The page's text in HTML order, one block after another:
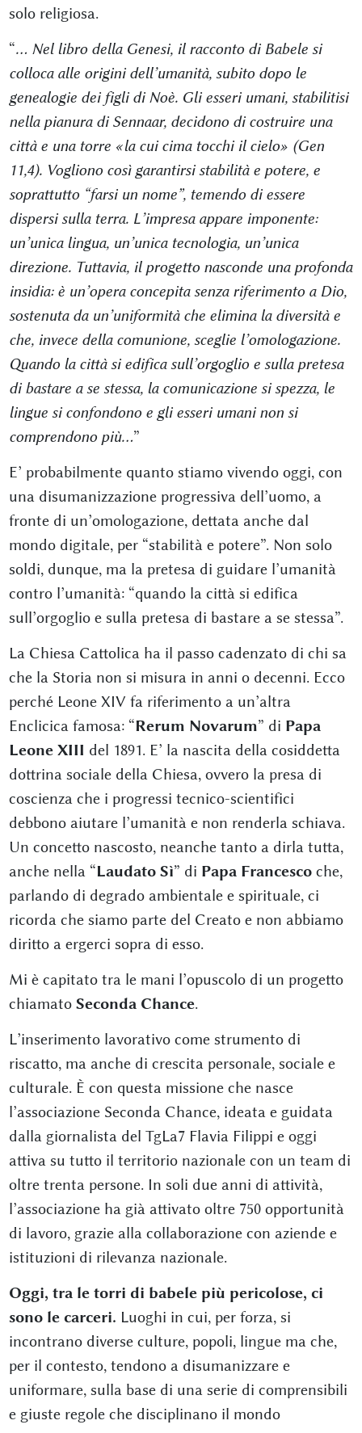
solo religiosa.
“… Nel libro della Genesi, il racconto di Babele si
colloca alle origini dell’umanità, subito dopo le
genealogie dei figli di Noè. Gli esseri umani, stabilitisi
nella pianura di Sennaar, decidono di costruire una
città e una torre «la cui cima tocchi il cielo» (Gen
11,4). Vogliono così garantirsi stabilità e potere, e
soprattutto “farsi un nome”, temendo di essere
dispersi sulla terra. L’impresa appare imponente:
un’unica lingua, un’unica tecnologia, un’unica
direzione. Tuttavia, il progetto nasconde una profonda
insidia: è un’opera concepita senza riferimento a Dio,
sostenuta da un’uniformità che elimina la diversità e
che, invece della comunione, sceglie l’omologazione.
Quando la città si edifica sull’orgoglio e sulla pretesa
di bastare a se stessa, la comunicazione si spezza, le
lingue si confondono e gli esseri umani non si
comprendono più…”
E’ probabilmente quanto stiamo vivendo oggi, con
una disumanizzazione progressiva dell’uomo, a
fronte di un’omologazione, dettata anche dal
mondo digitale, per “stabilità e potere”. Non solo
soldi, dunque, ma la pretesa di guidare l’umanità
contro l’umanità: “quando la città si edifica
sull’orgoglio e sulla pretesa di bastare a se stessa”.
La Chiesa Cattolica ha il passo cadenzato di chi sa
che la Storia non si misura in anni o decenni. Ecco
perché Leone XIV fa riferimento a un’altra
Enclicica famosa: “Rerum Novarum” di Papa
Leone XIII del 1891. E’ la nascita della cosiddetta
dottrina sociale della Chiesa, ovvero la presa di
coscienza che i progressi tecnico-scientifici
debbono aiutare l’umanità e non renderla schiava.
Un concetto nascosto, neanche tanto a dirla tutta,
anche nella “Laudato Sì” di Papa Francescoche,
parlando di degrado ambientale e spirituale, ci
ricorda che siamo parte del Creato e non abbiamo
diritto a ergerci sopra di esso.
Mi è capitato tra le mani l’opuscolo di un progetto
chiamato Seconda Chance.
L’inserimento lavorativo come strumento di
riscatto, ma anche di crescita personale, sociale e
culturale. È con questa missione che nasce
l’associazione Seconda Chance, ideata e guidata
dalla giornalista del TgLa7 Flavia Filippi e oggi
attiva su tutto il territorio nazionale con un team di
oltre trenta persone. In soli due anni di attività,
l’associazione ha già attivato oltre 750 opportunità
di lavoro, grazie alla collaborazione con aziende e
istituzioni di rilevanza nazionale.
Oggi, tra le torri di babele più pericolose, ci
sono le carceri. Luoghi in cui, per forza, si
incontrano diverse culture, popoli, lingue ma che,
per il contesto, tendono a disumanizzare e
uniformare, sulla base di una serie di comprensibili
e giuste regole che disciplinano il mondo